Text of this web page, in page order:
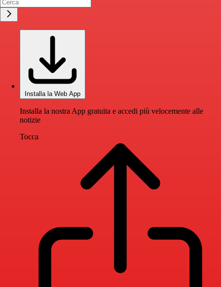
Installa la Web App
Installa la nostra App gratuita e accedi più velocemente alle
notizie
Tocca